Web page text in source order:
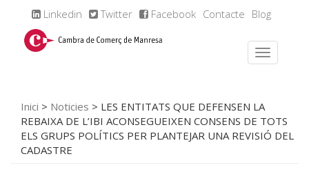
Linkedin Twitter Facebook Contacte Blog
Inici > Noticies > LES ENTITATS QUE DEFENSEN LA
REBAIXA DE L’IBI ACONSEGUEIXEN CONSENS DE TOTS
ELS GRUPS POLÍTICS PER PLANTEJAR UNA REVISIÓ DEL
CADASTRE